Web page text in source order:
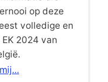
op deze
volledige en
2024 van